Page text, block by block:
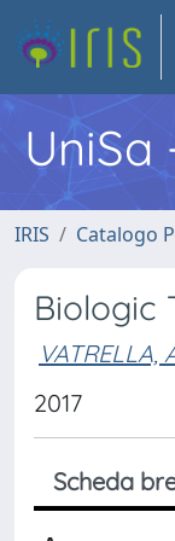
UniSa
IRIS Catalogo
Biologic
2017
Scheda